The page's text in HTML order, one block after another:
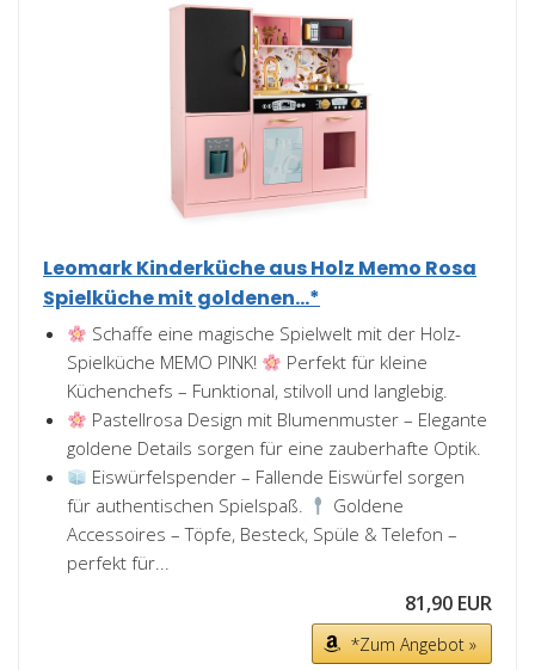
Leomark Kinderküche aus Holz Memo Rosa
Spielküche mit goldenen...*
Schaffe eine magische Spielwelt mit der Holz-
Spielküche MEMO PINK!
Perfekt für kleine
Küchenchefs – Funktional, stilvoll und langlebig.
Pastellrosa Design mit Blumenmuster – Elegante
goldene Details sorgen für eine zauberhafte Optik.
Eiswürfelspender – Fallende Eiswürfel sorgen
für authentischen Spielspaß.
Goldene
Accessoires – Töpfe, Besteck, Spüle & Telefon –
perfekt für...
81,90 EUR
*Zum Angebot »